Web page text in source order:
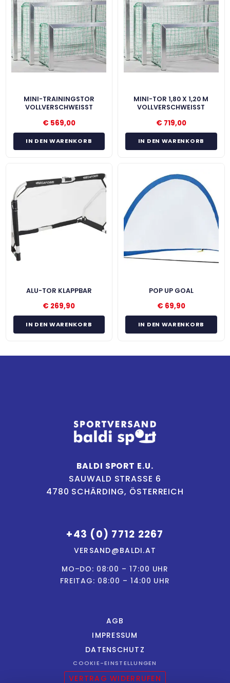
MINI-TRAININGSTOR
VOLLVERSCHWEISST
€ 569,00
IN DEN WARENKORB
MINI-TOR 1,80 X 1,20 M
VOLLVERSCHWEISST
€ 719,00
IN DEN WARENKORB
ALU-TOR KLAPPBAR
€ 269,90
IN DEN WARENKORB
POP UP GOAL
€ 69,90
IN DEN WARENKORB
BALDI SPORT E.U.
SAUWALD STRASSE 6
4780 SCHÄRDING, ÖSTERREICH
+43 (0) 7712 2267
VERSAND@BALDI.AT
MO–DO: 08:00 – 17:00 UHR
FREITAG: 08:00 – 14:00 UHR
AGB
IMPRESSUM
DATENSCHUTZ
COOKIE-EINSTELLUNGEN
VERTRAG WIDERRUFEN